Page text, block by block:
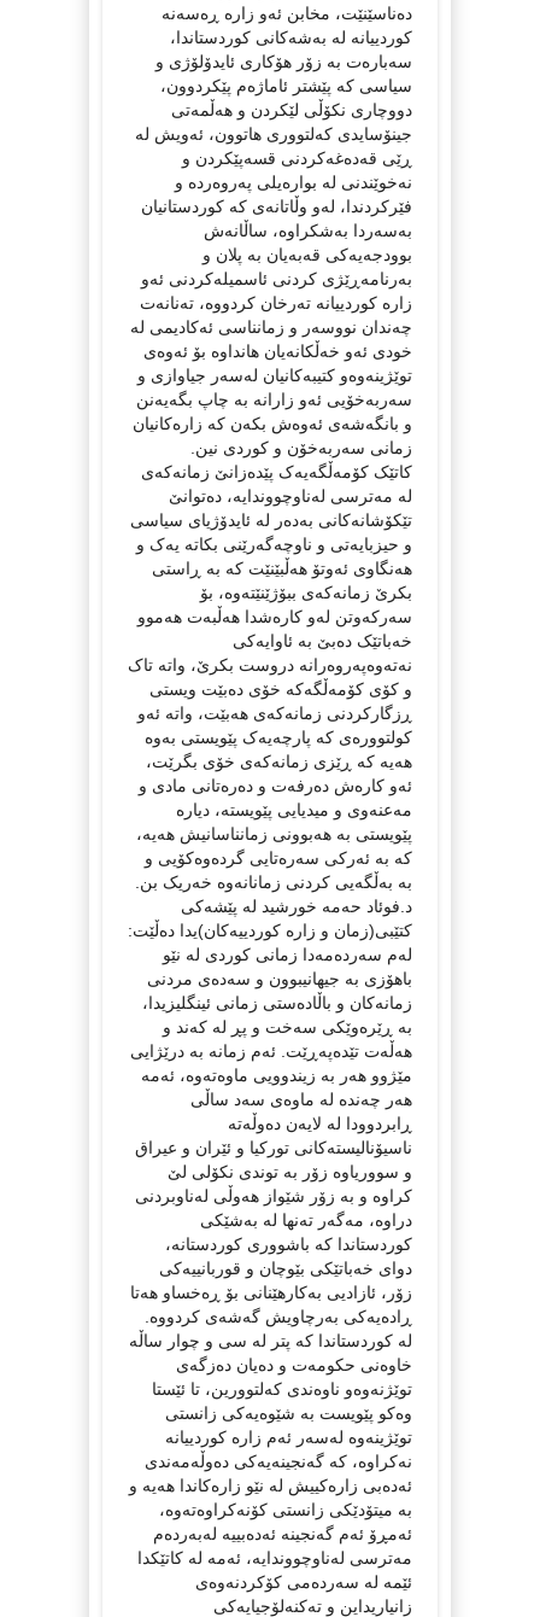
دەناسێنێت، مخابن ئەو زارە ڕەسەنە
کوردییانە لە بەشەکانی کوردستاندا،
سەبارەت بە زۆر ھۆکاری ئایدۆلۆژی و
سیاسی کە پێشتر ئاماژەم پێکردوون،
دووچاری نکۆڵی لێکردن و هەڵمەتی
جینۆسایدی کەلتووری ھاتوون، ئەویش لە
ڕێی قەدەغەکردنی قسەپێکردن و
نەخوێندنی لە بوارەیلی پەروەردە و
فێرکردندا، لەو وڵاتانەی کە کوردستانیان
بەسەردا بەشکراوە، ساڵانەش
بوودجەیەکی قەبەیان بە پلان و
بەرنامەڕێژی کردنی ئاسمیلەکردنی ئەو
زارە کوردییانە تەرخان کردووە، تەنانەت
چەندان نووسەر و زمانناسی ئەکادیمی لە
خودی ئەو خەڵکانەیان ھانداوە بۆ ئەوەی
توێژینەوەو کتیبەکانیان لەسەر جیاوازی و
سەربەخۆیی ئەو زارانە بە چاپ بگەیەنن
و بانگەشەی ئەوەش بکەن کە زارەکانیان
زمانی سەربەخۆن و کوردی نین.
کاتێک کۆمەڵگەیەک پێدەزانێ ‌زمانەکەی
لە مەترسی لەناوچووندایە، دەتوانێ
تێکۆشانەکانی بەدەر لە ئایدۆژیای سیاسی
و حیزبایەتی و ناوچەگەرێنی بکاتە یەک و
ھەنگاوی ئەوتۆ ھەڵبێنێت کە بە ڕاستی
بکرێ زمانەکەی ببۆژێنێتەوە، بۆ
سەرکەوتن لەو کارەشدا ھەڵبەت ھەموو
خەباتێک دەبێ بە ئاوایەکی
نەتەوەپەروەرانە دروست بکرێ، واتە تاک
و کۆی کۆمەڵگەکە خۆی دەبێت ویستی
ڕزگارکردنی زمانەکەی ھەبێت، واتە ئەو
کولتوورەی کە پارچەیەک پێویستی بەوە
ھەیە کە ڕێزی زمانەکەی خۆی بگرێت،
ئەو کارەش دەرفەت و دەرەتانی مادی و
مەعنەوی و میدیایی پێویستە، دیارە
پێویستی بە ھەبوونی زمانناسانیش ھەیە،
کە بە ئەرکی سەرەتایی گردەوەکۆیی و
بە بەڵگەیی کردنی زمانانەوە خەریک بن.
د.فوئاد حەمە خورشید لە پێشەکی
کتێبی(زمان و زارە کوردییەکان)یدا دەڵێت:
لەم سەردەمەدا زمانی کوردی لە نێو
باھۆزی بە جیھانیبوون و سەدەی مردنی
زمانەکان و باڵادەستی زمانی ئینگلیزیدا،
بە ڕێرەوێکی سەخت و پڕ لە کەند و
ھەڵەت تێدەپەڕێت. ئەم زمانە بە درێژایی
مێژوو ھەر بە زیندوویی ماوەتەوە، ئەمە
ھەر چەندە لە ماوەی سەد ساڵی
ڕابردوودا لە لایەن دەوڵەتە
ناسیۆنالیستەکانی تورکیا و ئێران و عیراق
و سووریاوە زۆر بە توندی نکۆلی لێ
کراوە و بە زۆر شێواز ھەوڵی لەناوبردنی
دراوە، مەگەر تەنھا لە بەشێکی
کوردستاندا کە باشووری کوردستانە،
دوای خەباتێکی بێوچان و قوربانییەکی
زۆر، ئازادیی بەکارھێنانی بۆ ڕەخساو ھەتا
ڕادەیەکی بەرچاویش گەشەی کردووە.
لە کوردستاندا کە پتر لە سی و چوار ساڵە
خاوەنی حکومەت و دەیان دەزگەی
توێژنەوەو ناوەندی کەلتوورین، تا ئێستا
وەکو پێویست بە شێوەیەکی زانستی
توێژینەوە لەسەر ئەم زارە کوردییانە
نەکراوە، کە گەنجینەیەکی دەوڵەمەندی
ئەدەبی زارەکییش لە نێو زارەکاندا ھەیە و
بە میتۆدێکی زانستی کۆنەکراوەتەوە،
ئەمڕۆ ئەم گەنجینە ئەدەبییە لەبەردەم
مەترسی لەناوچووندایە، ئەمە لە کاتێکدا
ئێمە لە سەردەمی کۆکردنەوەی
زانیاریداین و تەکنەلۆجیایەکی